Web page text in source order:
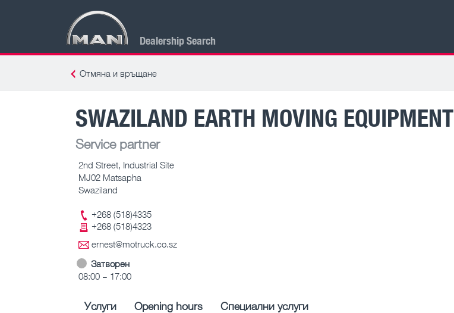
Dealership Search
Отмяна и връщане
SWAZILAND EARTH MOVING EQUIPMENT
Service partner
2nd Street, Industrial Site
MJ02 Matsapha
Swaziland
+268 (518)4335
+268 (518)4323
ernest@motruck.co.sz
Затворен
08:00 – 17:00
Услуги Opening hours Специални услуги